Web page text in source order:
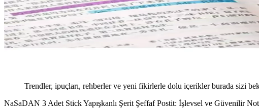
Trendler, ipuçları, rehberler ve yeni fikirlerle dolu içerikler burada sizi
NaSaDAN 3 Adet Stick Yapışkanlı Şerit Şeffaf Postit: İşlevsel ve Güvenilir